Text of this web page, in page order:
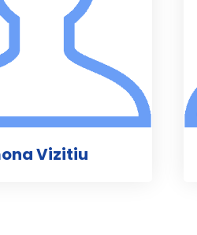
Vizitiu